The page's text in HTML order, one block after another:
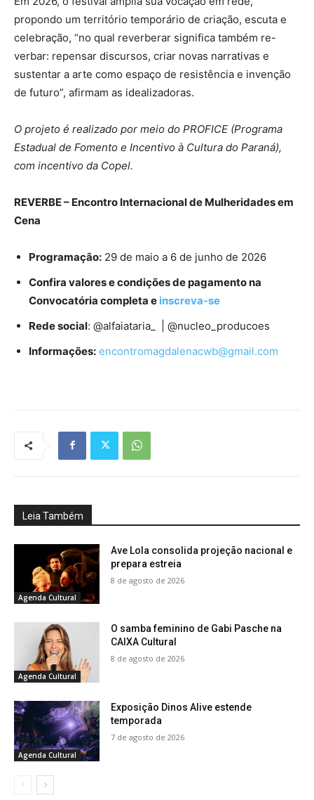
propondo um território temporário de criação, escuta e
celebração, “no qual reverberar significa também re-
verbar: repensar discursos, criar novas narrativas e
sustentar a arte como espaço de resistência e invenção
de futuro”, afirmam as idealizadoras.
O projeto é realizado por meio do PROFICE (Programa
Estadual de Fomento e Incentivo à Cultura do Paraná),
com incentivo da Copel.
REVERBE – Encontro Internacional de Mulheridades em
Cena
Programação: 29 de maio a 6 de junho de 2026
Confira valores e condições de pagamento na
Convocatória completa e inscreva-se
Rede social: @alfaiataria_ | @nucleo_producoes
Informações: encontromagdalenacwb@gmail.com
Leia Também
Agenda Cultural
Ave Lola consolida projeção nacional e
prepara estreia
8 de agosto de 2026
Agenda Cultural
O samba feminino de Gabi Pasche na
CAIXA Cultural
8 de agosto de 2026
Agenda Cultural
Exposição Dinos Alive estende
temporada
7 de agosto de 2026